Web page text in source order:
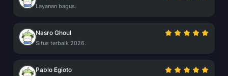
Layanan bagus.
Nasro Ghoul
Situs terbaik 2026.
Pablo Egioto